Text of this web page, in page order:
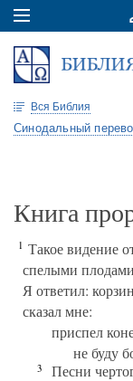
Вся Библия
Синодальный
Книга
1 Такое видение
спелыми
Я ответил:
сказал мне:
приспел
не буду
3
Песни